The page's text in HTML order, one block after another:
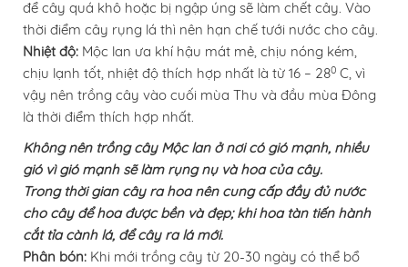
để cây quá khô hoặc bị ngập úng sẽ làm chết cây. Vào
thời điểm cây rụng lá thì nên hạn chế tưới nước cho cây.
Nhiệt độ: Mộc lan ưa khí hậu mát mẻ, chịu nóng kém,
chịu lạnh tốt, nhiệt độ thích hợp nhất là từ 16 – 280 C, vì
vậy nên trồng cây vào cuối mùa Thu và đầu mùa Đông
là thời điểm thích hợp nhất.
Không nên trồng cây Mộc lan ở nơi có gió mạnh, nhiều
gió vì gió mạnh sẽ làm rụng nụ và hoa của cây.
Trong thời gian cây ra hoa nên cung cấp đầy đủ nước
cho cây để hoa được bền và đẹp; khi hoa tàn tiến hành
cắt tỉa cành lá, để cây ra lá mới.
Phân bón: Khi mới trồng cây từ 20-30 ngày có thể bổ